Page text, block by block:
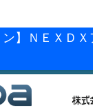
ン】ＮＥＸＤＸ